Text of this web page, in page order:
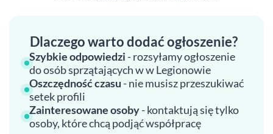
Dlaczego warto dodać ogłoszenie?
Szybkie odpowiedzi - rozsyłamy ogłoszenie
do osób sprzątających w w Legionowie
Oszczędność czasu - nie musisz przeszukiwać
setek profili
Zainteresowane osoby- kontaktują się tylko
osoby, które chcą podjąć współpracę